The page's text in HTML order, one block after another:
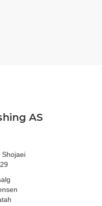
AS
Shojaei